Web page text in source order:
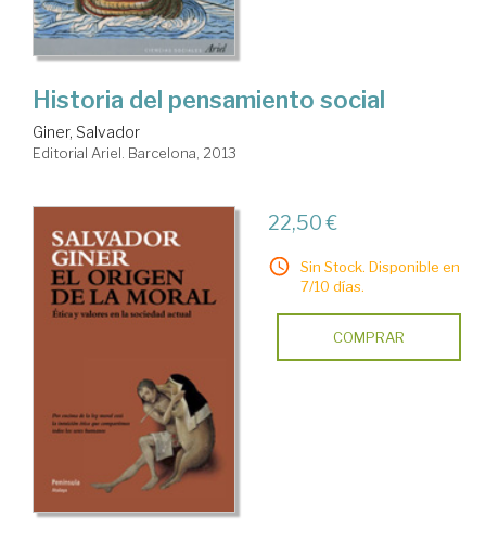
Historia del pensamiento social
Giner, Salvador
Editorial Ariel. Barcelona, 2013
22,50 €
Sin Stock. Disponible en
7/10 días.
COMPRAR